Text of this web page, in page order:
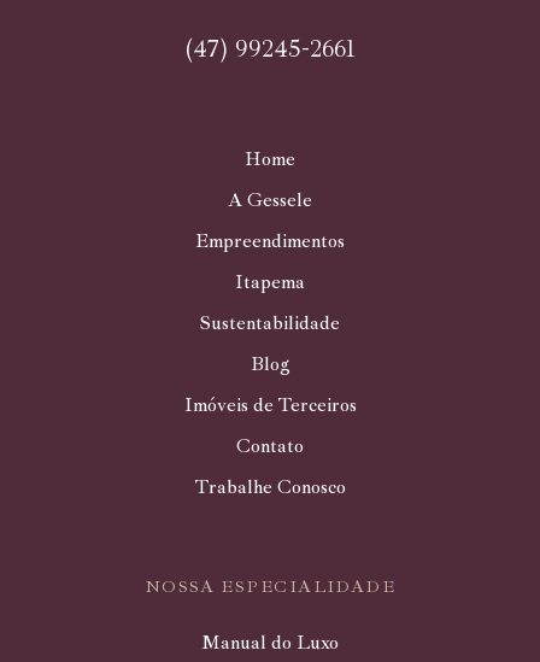
(47) 99245-2661
Home
A Gessele
Empreendimentos
Itapema
Sustentabilidade
Blog
Imóveis de Terceiros
Contato
Trabalhe Conosco
NOSSA ESPECIALIDADE
Manual do Luxo